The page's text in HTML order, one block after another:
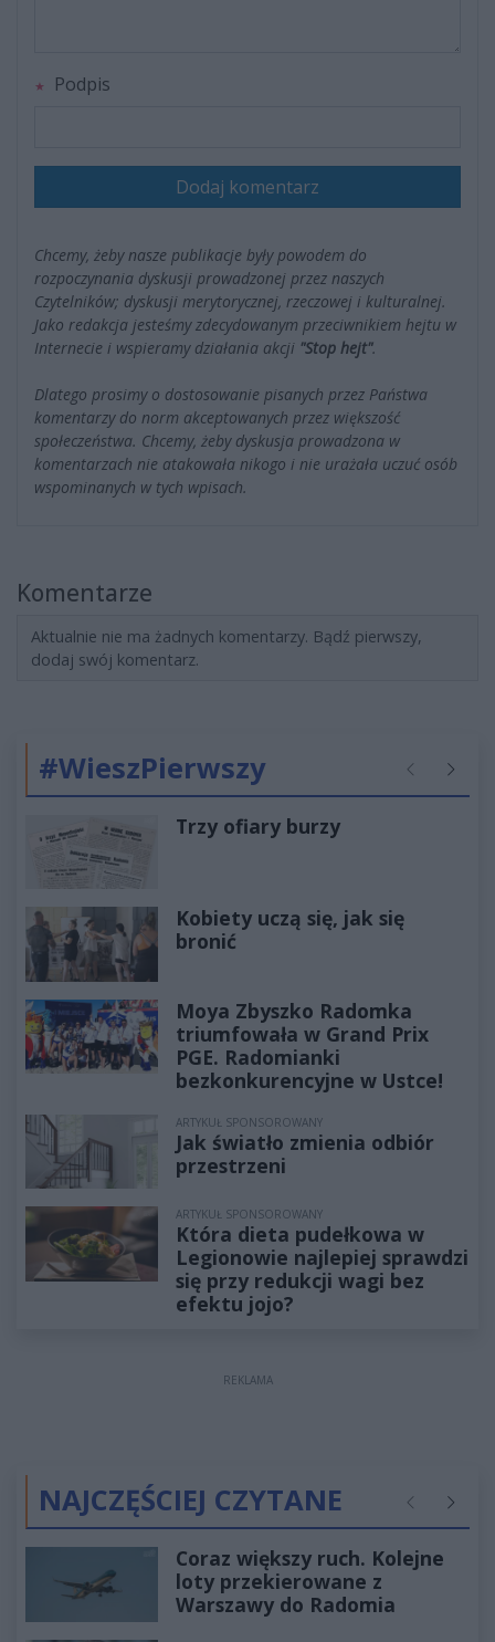
Podpis
Dodaj komentarz
Chcemy, żeby nasze publikacje były powodem do
rozpoczynania dyskusji prowadzonej przez naszych
Czytelników; dyskusji merytorycznej, rzeczowej i kulturalnej.
Jako redakcja jesteśmy zdecydowanym przeciwnikiem hejtu w
Internecie i wspieramy działania akcji "Stop hejt".
Dlatego prosimy o dostosowanie pisanych przez Państwa
komentarzy do norm akceptowanych przez większość
społeczeństwa. Chcemy, żeby dyskusja prowadzona w
komentarzach nie atakowała nikogo i nie urażała uczuć osób
wspominanych w tych wpisach.
Komentarze
Aktualnie nie ma żadnych komentarzy. Bądź pierwszy,
dodaj swój komentarz.
#WieszPierwszy Poprzednie
Trzy ofiary burzy
Kobiety uczą się, jak się
bronić
Moya Zbyszko Radomka
triumfowała w Grand Prix
PGE. Radomianki
bezkonkurencyjne w Ustce!
ARTYKUŁ SPONSOROWANY
Jak światło zmienia odbiór
przestrzeni
ARTYKUŁ SPONSOROWANY
Która dieta pudełkowa w
Legionowie najlepiej sprawdzi
się przy redukcji wagi bez
efektu jojo?
REKLAMA
NAJCZĘŚCIEJ CZYTANE Poprzednie
Coraz większy ruch. Kolejne
loty przekierowane z
Warszawy do Radomia